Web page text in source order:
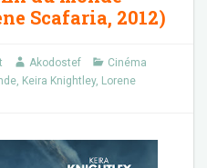
Scafaria, 2012)
Akodostef
Cinéma
, Keira Knightley, Lorene